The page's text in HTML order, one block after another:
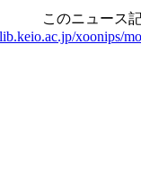
このニュース
xoonips/